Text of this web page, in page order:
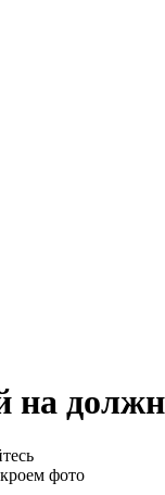
на
фото